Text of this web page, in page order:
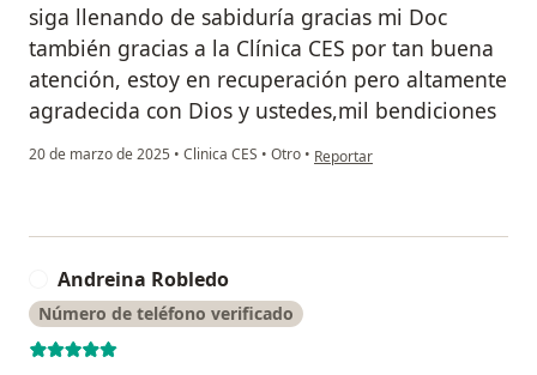
siga llenando de sabiduría gracias mi Doc
también gracias a la Clínica CES por tan buena
atención, estoy en recuperación pero altamente
agradecida con Dios y ustedes,mil bendiciones
20 de marzo de 2025 • Clinica CES • Otro • en opinión del usuario Eliana
Reportar
Andreina Robledo
Número de teléfono verificado